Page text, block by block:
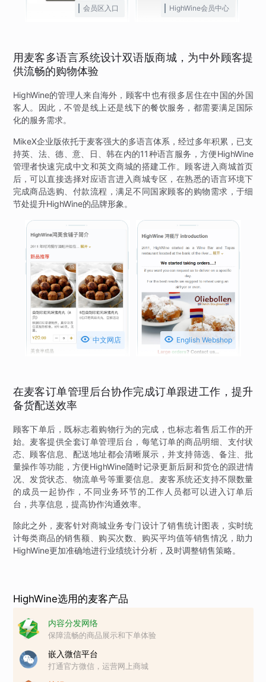
会员区入口 HighWine会员中心
用麦客多语言系统设计双语版商城，为中外顾客提
供流畅的购物体验
HighWine的管理人来自海外，顾客中也有很多居住在中国的外国
客人。因此，不管是线上还是线下的餐饮服务，都需要满足国际
化的服务需求。
MikeX企业版依托于麦客强大的多语言体系，经过多年积累，已支
持英、法、德、意、日、韩在内的11种语言服务，方便HighWine
管理者快速完成中文和英文商城的搭建工作。顾客进入商城首页
后，可以直接选择对应语言进入商城专区，在熟悉的语言环境下
完成商品选购、付款流程，满足不同国家顾客的购物需求，于细
节处提升HighWine的品牌形象。
 中文网店  English Webshop
在麦客订单管理后台协作完成订单跟进工作，提升
备货配送效率
顾客下单后，既标志着购物行为的完成，也标志着售后工作的开
始。麦客提供全套订单管理后台，每笔订单的商品明细、支付状
态、顾客信息、配送地址都会清晰展示，并支持筛选、备注、批
量操作等功能，方便HighWine随时记录更新后厨和货仓的跟进情
况、发货状态、物流单号等重要信息。麦客系统还支持不限数量
的成员一起协作，不同业务环节的工作人员都可以进入订单后
台，共享信息，提高协作沟通效率。
除此之外，麦客针对商城业务专门设计了销售统计图表，实时统
计每类商品的销售额、购买次数、购买平均值等销售情况，助力
HighWine更加准确地进行业绩统计分析，及时调整销售策略。
HighWine选用的麦客产品
内容分发网络
保障流畅的商品展示和下单体验
嵌入微信平台
打通官方微信，运营网上商城